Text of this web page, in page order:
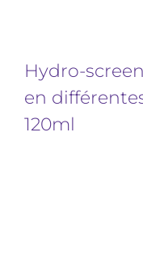
Hydro-
en
120ml